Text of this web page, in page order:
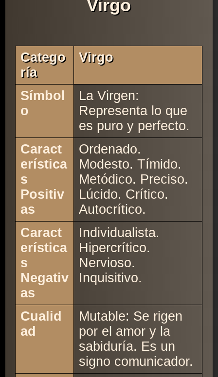
Virgo
Catego
Ría
Virgo
Símbol
o
La Virgen:
Representa lo que
es puro y perfecto.
Caract
erística
s
Positiv
as
Ordenado.
Modesto. Tímido.
Metódico. Preciso.
Lúcido. Crítico.
Autocrítico.
Caract
erística
s
Negativ
as
Individualista.
Hipercrítico.
Nervioso.
Inquisitivo.
Cualid
ad
Mutable: Se rigen
por el amor y la
sabiduría. Es un
signo comunicador.